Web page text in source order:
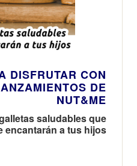
DISFRUTAR CON
DE
NUT&ME
saludables que
encantarán a tus hijos